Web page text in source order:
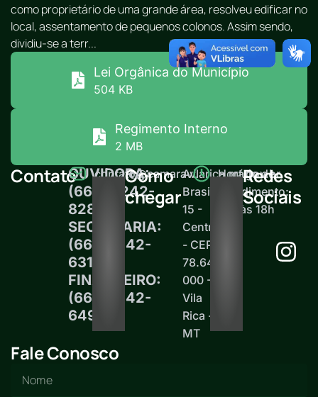
como proprietário de uma grande área, resolveu edificar no
local, assentamento de pequenos colonos. Assim sendo,
dividiu-se a terr...
Lei Orgânica do Município
504 KB
Regimento Interno
2 MB
ContatoOUVIDORA:
(66) 99242-
8289
SECRETARIA:
(66)99242-
6313
FINANCEIRO:
(66)99242-
6497
contato@camaravilarica.mt.gov.br
Como
chegar
Av.
Brasil,
15 -
Centro
- CEP
78.645-
000 -
Vila
Rica -
MT
Horário de
atendimento:
12h às 18h
Redes
Sociais
Fale Conosco